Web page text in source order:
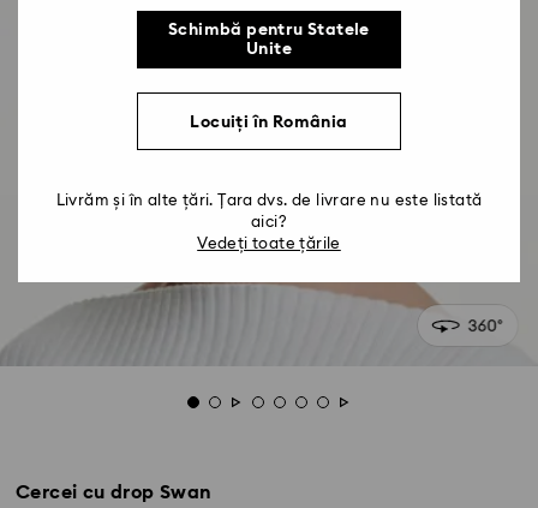
Cercei cu drop Swan
Schimbă pentru Statele
Unite
Locuiți în România
Livrăm și în alte țări. Țara dvs. de livrare nu este listată
aici?
Vedeți toate țările